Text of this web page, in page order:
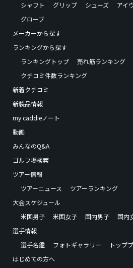
シャフト
グリップ シューズ アイ
グローブ
メーカーから探す
ランキングから探す
ランキングトップ
売れ筋ランキング
クチコミ件数ランキング
新着クチコミ
新製品情報
my caddieノート
動画
みんなのQ&A
ゴルフ場検索
ツアー情報
ツアーニュース
ツアーランキング
大会スケジュール
米国男子
米国女子 国内男子
国内
選手情報
選手名鑑
フォトギャラリー
トップ
はじめての方へ